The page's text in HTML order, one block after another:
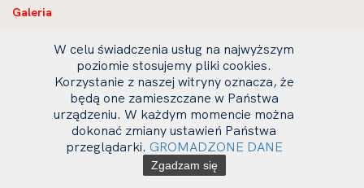
Galeria
Koncert chopinowski. W hołdzie Reginie Smendziance
— J. Wachowski, M. Krzyżowski
Nasi Laureaci — M. Rudziński, Z. Nalewajek, M.
W celu świadczenia usług na najwyższym
poziomie stosujemy pliki cookies.
Korzystanie z naszej witryny oznacza, że
będą one zamieszczane w Państwa
urządzeniu. W każdym momencie można
dokonać zmiany ustawień Państwa
przeglądarki. GROMADZONE DANE
Zgadzam się